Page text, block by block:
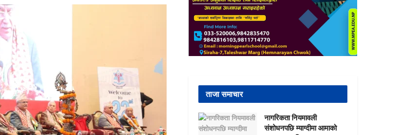
ताजा समाचार
नागरिकता नियमावली
संशोधनपछि म्याग्दीमा आमाको